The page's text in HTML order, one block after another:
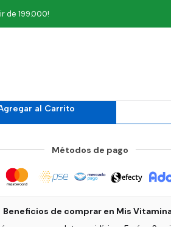
de 199.000!
g Fiore
de Calcio
al Carrito
Métodos de pago
Beneficios de comprar en Mis